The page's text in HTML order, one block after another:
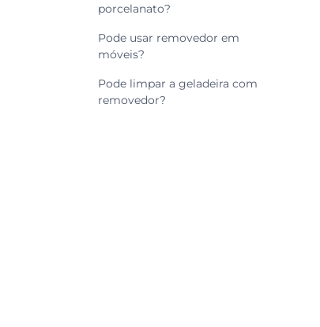
porcelanato?
Pode usar removedor em
móveis?
Pode limpar a geladeira com
removedor?